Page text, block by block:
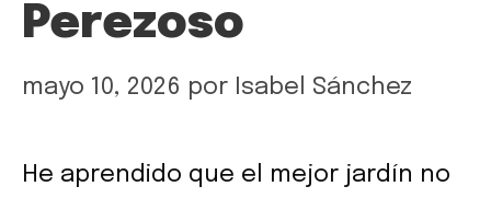
Perezoso
mayo 10, 2026 por Isabel Sánchez
He aprendido que el mejor jardín no